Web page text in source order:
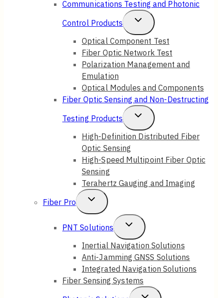
Toggle
Child
Menu
Dimension Technology
Child
Menu
Optical Performance Testing
Toggle
Bert & CDR
Tunable Light Source
Testing
Optical Loss
Automation
Endface Inspection
Fiber Endface Interferometer
3D Measurement
Insertion & Return Loss
OTDR
Cleaning
Concentricity Core Tuner
Engineering Applications
Fast Connector
LUNA Innovations
Toggle